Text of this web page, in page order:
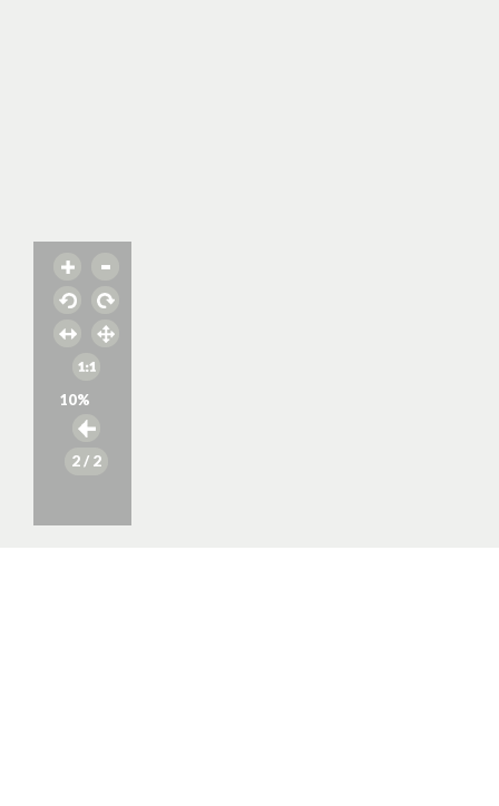
10%
2/ 2